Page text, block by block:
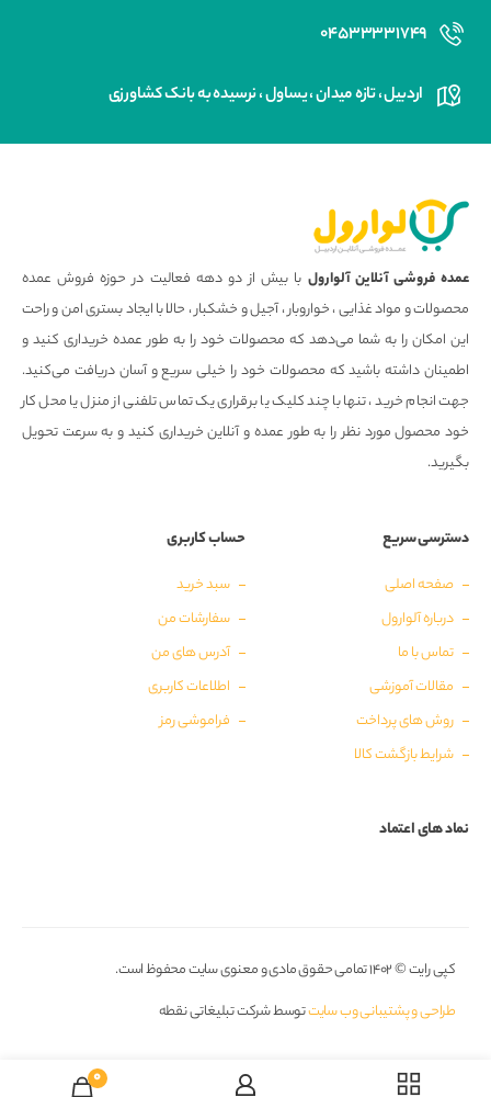
۰۴۵۳۳۳۳۱۷۴۹
اردبیل ، تازه میدان ، یساول ، نرسیده به بانک کشاورزی
عمده فروشی آنلاین آلوارول با بیش از دو دهه فعالیت در حوزه فروش عمده
محصولات و مواد غذایی ، خواروبار ، آجیل و خشکبار ، حالا با ایجاد بستری امن و راحت
این امکان را به شما می‌دهد که محصولات خود را به طور عمده خریداری کنید و
اطمینان داشته باشید که محصولات خود را خیلی سریع و آسان دریافت می‌کنید.
جهت انجام خرید ، تنها با چند کلیک یا برقراری یک تماس تلفنی از منزل یا محل کار
خود محصول مورد نظر را به طور عمده و آنلاین خریداری کنید و به سرعت تحویل
بگیرید.
دسترسی سریع
صفحه اصلی
درباره آلوارول
تماس با ما
مقالات آموزشی
روش های پرداخت
شرایط بازگشت کالا
حساب کاربری
سبد خرید
سفارشات من
آدرس های من
اطلاعات کاربری
فراموشی رمز
نماد های اعتماد
کپی رایت © ۱۴۰۲ تمامی حقوق مادی و معنوی سایت محفوظ است.
طراحی و پشتیبانی وب سایتتوسط شرکت تبلیغاتی نقطه
0